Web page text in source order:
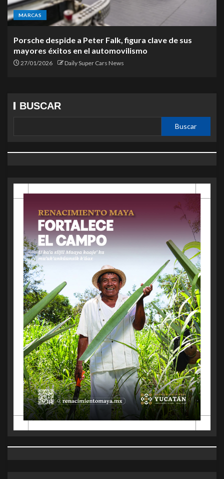
MARCAS
Porsche despide a Peter Falk, figura clave de sus
mayores éxitos en el automovilismo
27/01/2026 Daily Super Cars News
BUSCAR
Buscar